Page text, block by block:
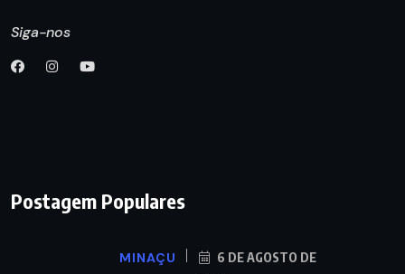
Siga-nos
Postagem Populares
MINAÇU
6 DE AGOSTO DE